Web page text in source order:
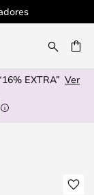
EXTRA” Ver